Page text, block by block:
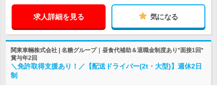
求人詳細を見る 気になる
関東車輛株式会社 | 名糖グループ｜昼食代補助＆退職金制度あり*面接1回*
賞与年2回
＼免許取得支援あり！／【配送ドライバー(2t・大型)】週休2日
制